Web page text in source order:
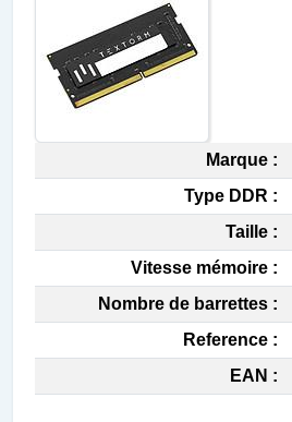
Marque :
Type DDR :
Taille :
Vitesse mémoire :
Nombre de barrettes :
Reference :
EAN :